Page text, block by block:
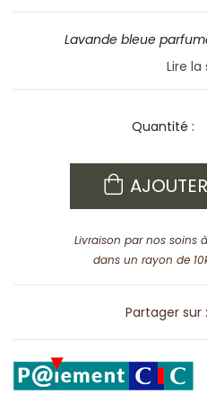
Lavande bleue
Lire la
Quantité :
Livraison par nos soins
dans un rayon de
Partager sur :